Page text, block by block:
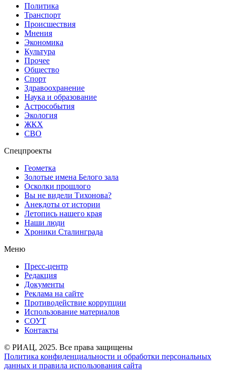
Политика
Транспорт
Происшествия
Мнения
Экономика
Культура
Прочее
Общество
Спорт
Здравоохранение
Наука и образование
Астрособытия
Экология
ЖКХ
СВО
Спецпроекты
Геометка
Золотые имена Белого зала
Осколки прошлого
Вы не видели Тихонова?
Анекдоты от истории
Летопись нашего края
Наши люди
Хроники Сталинграда
Меню
Пресс-центр
Редакция
Документы
Реклама на сайте
Противодействие коррупции
Использование материалов
СОУТ
Контакты
© РИАЦ, 2025. Все права защищены
Политика конфиденциальности и обработки персональных
данных и правила использования сайта